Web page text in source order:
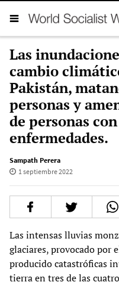
Las
cambio
Pakistán,
personas y
de personas
enfermedades.
Sampath Perera
1 septiembre 2022
Las intensas lluvias
glaciares, provocado por
producido catastróficas
tierra en tres de las